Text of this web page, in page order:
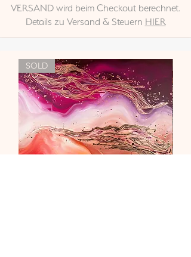
VERSAND wird beim Checkout berechnet.
Details zu Versand & Steuern HIER
SOLD